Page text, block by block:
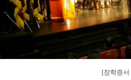
[장학증서 수